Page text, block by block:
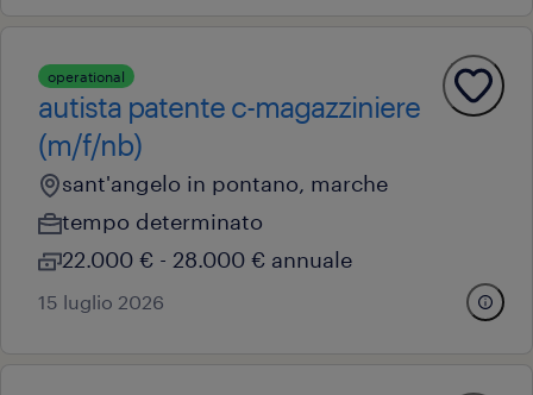
operational
autista patente c-magazziniere
(m/f/nb)
sant'angelo in pontano, marche
tempo determinato
22.000 € - 28.000 € annuale
15 luglio 2026